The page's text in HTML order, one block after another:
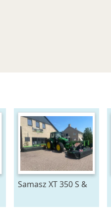
Samasz XT 350 S &